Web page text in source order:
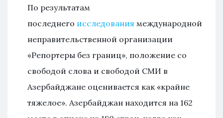
По результатам
последнего исследования международной
неправительственной организации
«Репортеры без границ», положение со
свободой слова и свободой СМИ в
Азербайджане оценивается как «крайне
тяжелое». Азербайджан находится на 162